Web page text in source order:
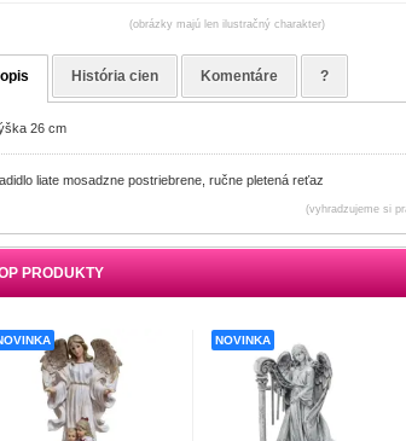
(obrázky majú len ilustračný charakter)
História cien Komentáre ?
26 cm
liate mosadzne postriebrene, ručne pletená reťaz
(vyhradzujeme si
PRODUKTY
NOVINKA